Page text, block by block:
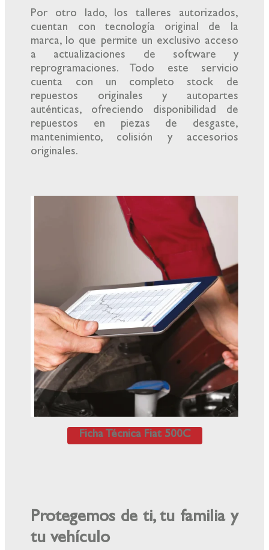
Por otro lado, los talleres autorizados,
cuentan con tecnología original de la
marca, lo que permite un exclusivo acceso
a actualizaciones de software y
reprogramaciones. Todo este servicio
cuenta con un completo stock de
repuestos originales y autopartes
auténticas, ofreciendo disponibilidad de
repuestos en piezas de desgaste,
mantenimiento, colisión y accesorios
originales.
Ficha Técnica Fiat 500C
Protegemos de ti, tu familia y
tu vehículo